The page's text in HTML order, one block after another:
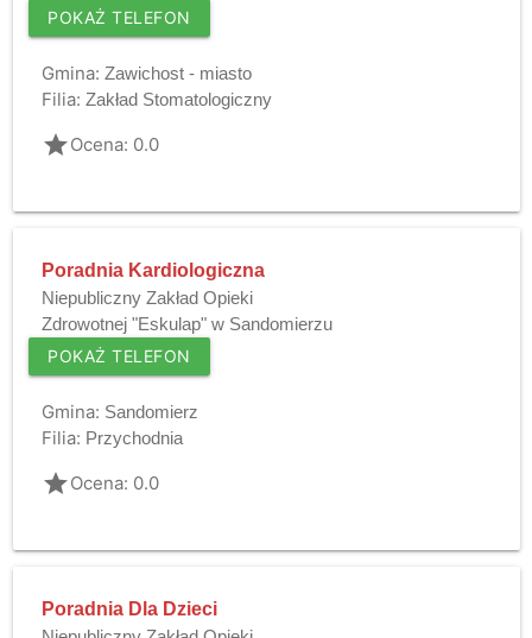
POKAŻ TELEFON
Gmina: Zawichost - miasto
Filia: Zakład Stomatologiczny
gradeOcena: 0.0
Poradnia Kardiologiczna
Niepubliczny Zakład Opieki
Zdrowotnej "Eskulap" w Sandomierzu
POKAŻ TELEFON
Gmina: Sandomierz
Filia: Przychodnia
gradeOcena: 0.0
Poradnia Dla Dzieci